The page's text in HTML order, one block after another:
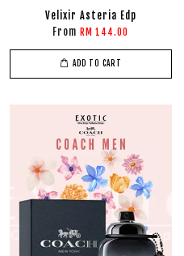
Velixir Asteria Edp
From RM 144.00
ADD TO CART